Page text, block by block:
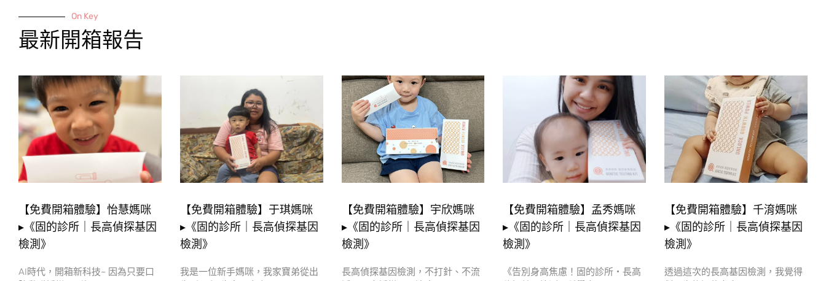
On Key
最新開箱報告
【免費開箱體驗】怡慧媽咪
▸《固的診所｜長高偵探基因
檢測》
AI時代，開箱新科技~ 因為只要口
【免費開箱體驗】于琪媽咪
▸《固的診所｜長高偵探基因
檢測》
我是一位新手媽咪，我家寶弟從出
【免費開箱體驗】宇欣媽咪
▸《固的診所｜長高偵探基因
檢測》
長高偵探基因檢測，不打針、不流
【免費開箱體驗】孟秀媽咪
▸《固的診所｜長高偵探基因
檢測》
《告別身高焦慮！固的診所・長高
【免費開箱體驗】千淯媽咪
▸《固的診所｜長高偵探基因
檢測》
透過這次的長高基因檢測，我覺得